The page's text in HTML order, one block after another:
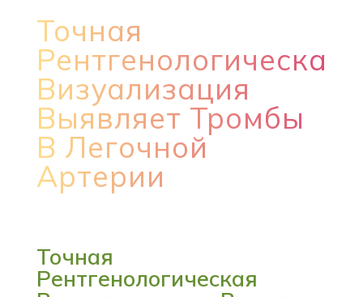
Точная
Рентгенологическая
Визуализация
Выявляет Тромбы
В Легочной
Артерии
Точная
Рентгенологическая